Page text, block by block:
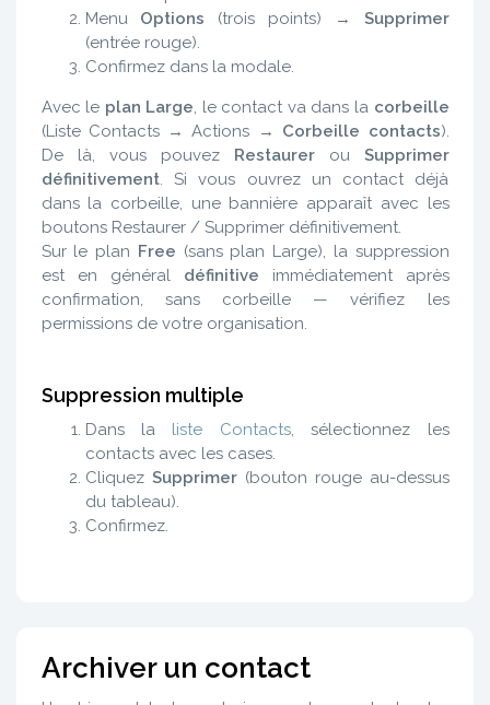
Menu Options (trois points) → Supprimer
(entrée rouge).
Confirmez dans la modale.
Avec le plan Large , le contact va dans la corbeille
(Liste Contacts → Actions → Corbeille contacts).
De là, vous pouvez Restaurerou Supprimer
définitivement. Si vous ouvrez un contact déjà
dans la corbeille, une bannière apparaît avec les
boutons Restaurer / Supprimer définitivement.
Sur le plan Free (sans plan Large), la suppression
est en général définitive immédiatement après
confirmation, sans corbeille — vérifiez les
permissions de votre organisation.
Suppression multiple
Dans la liste Contacts, sélectionnez les
contacts avec les cases.
Cliquez Supprimer(bouton rouge au-dessus
du tableau).
Confirmez.
Archiver un contact